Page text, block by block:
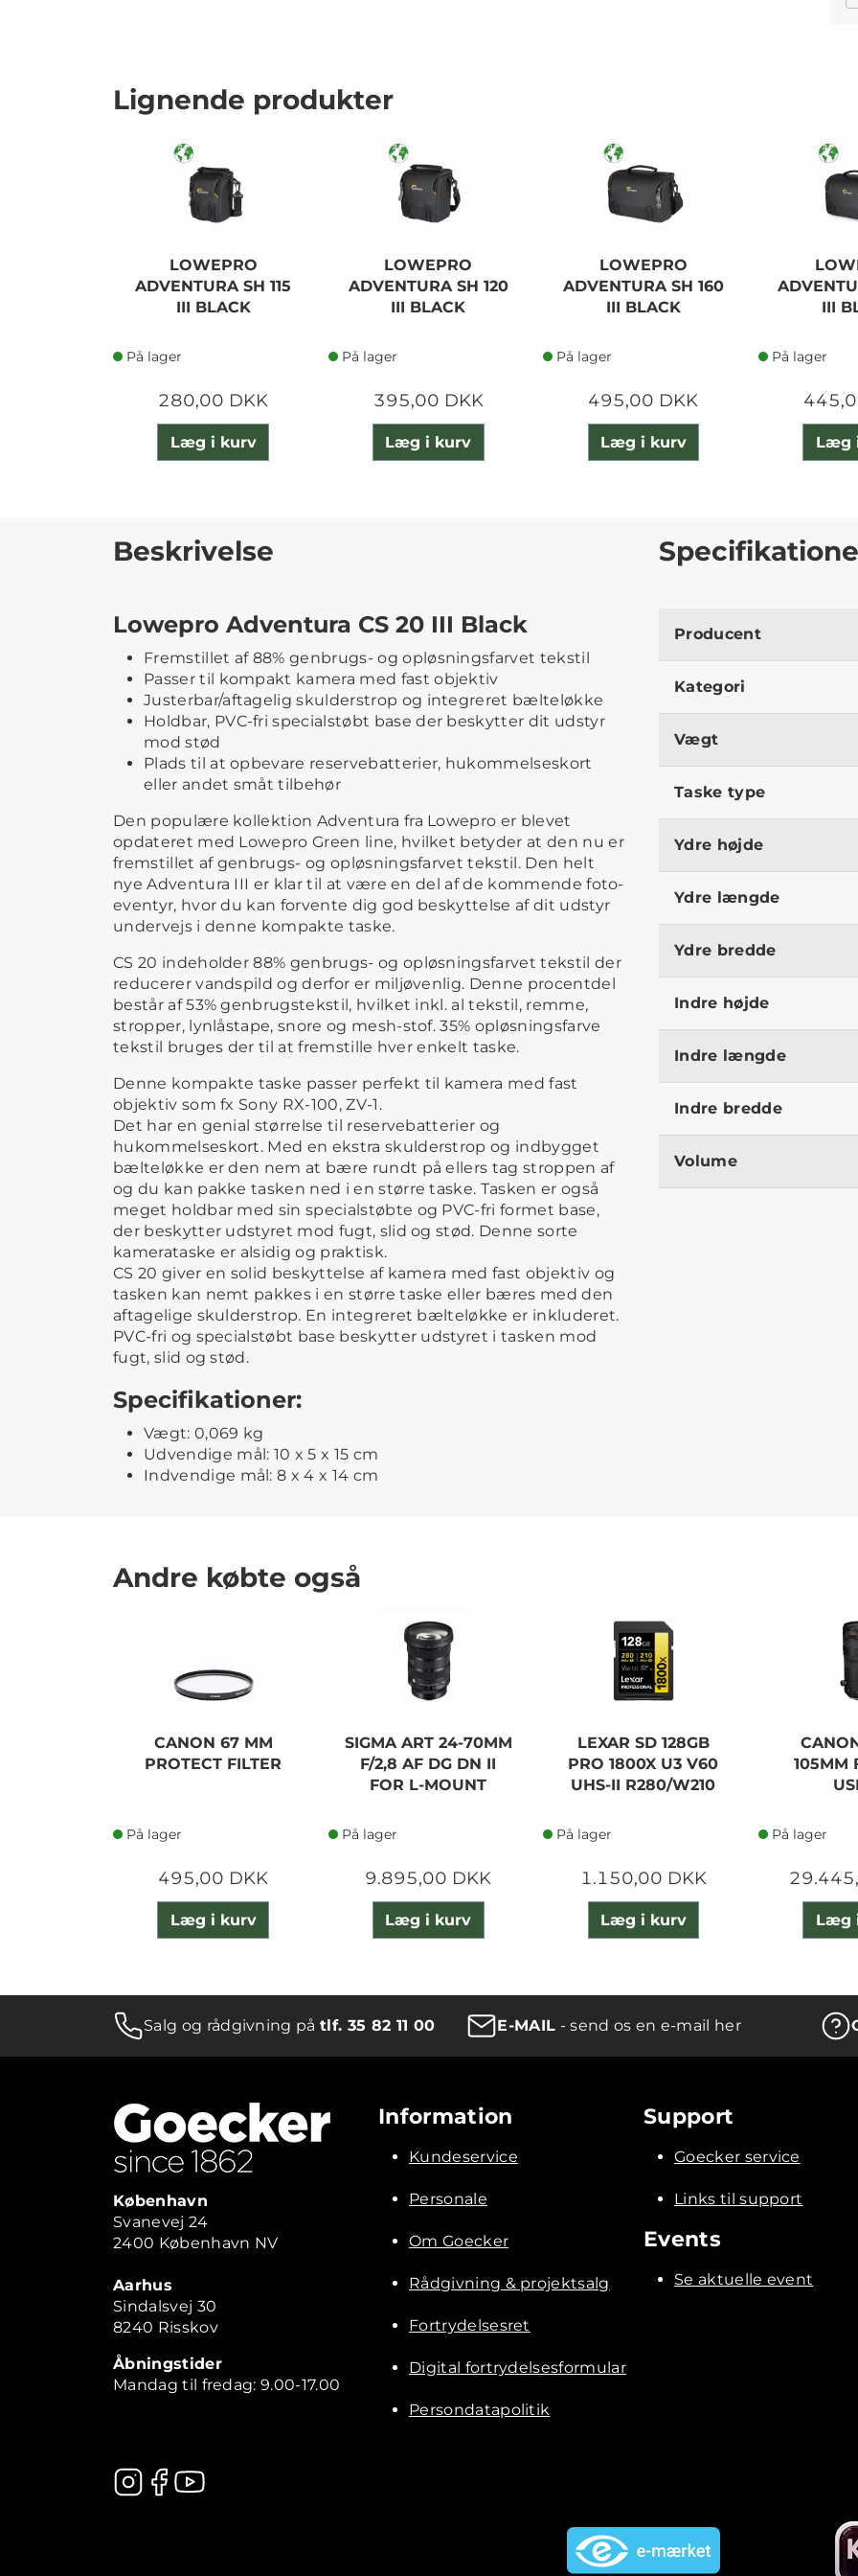
Lignende produkter
LOWEPRO
ADVENTURA SH 115
III BLACK
På lager
280,00 DKK
Læg i kurv
LOWEPRO
ADVENTURA SH 120
III BLACK
På lager
395,00 DKK
Læg i kurv
LOWEPRO
ADVENTURA SH 160
III BLACK
På lager
495,00 DKK
Læg i kurv
III
På lager
Læg
Beskrivelse
Lowepro Adventura CS 20 III Black
Fremstillet af 88% genbrugs- og opløsningsfarvet tekstil
Passer til kompakt kamera med fast objektiv
Justerbar/aftagelig skulderstrop og integreret bælteløkke
Holdbar, PVC-fri specialstøbt base der beskytter dit udstyr
mod stød
Plads til at opbevare reservebatterier, hukommelseskort
eller andet småt tilbehør
Den populære kollektion Adventura fra Lowepro er blevet
opdateret med Lowepro Green line, hvilket betyder at den nu er
fremstillet af genbrugs- og opløsningsfarvet tekstil. Den helt
nye Adventura III er klar til at være en del af de kommende foto-
eventyr, hvor du kan forvente dig god beskyttelse af dit udstyr
undervejs i denne kompakte taske.
CS 20 indeholder 88% genbrugs- og opløsningsfarvet tekstil der
reducerer vandspild og derfor er miljøvenlig. Denne procentdel
består af 53% genbrugstekstil, hvilket inkl. al tekstil, remme,
stropper, lynlåstape, snore og mesh-stof. 35% opløsningsfarve
tekstil bruges der til at fremstille hver enkelt taske.
Denne kompakte taske passer perfekt til kamera med fast
objektiv som fx Sony RX-100, ZV-1.
Det har en genial størrelse til reservebatterier og
hukommelseskort. Med en ekstra skulderstrop og indbygget
bælteløkke er den nem at bære rundt på ellers tag stroppen af
og du kan pakke tasken ned i en større taske. Tasken er også
meget holdbar med sin specialstøbte og PVC-fri formet base,
der beskytter udstyret mod fugt, slid og stød. Denne sorte
kamerataske er alsidig og praktisk.
CS 20 giver en solid beskyttelse af kamera med fast objektiv og
tasken kan nemt pakkes i en større taske eller bæres med den
aftagelige skulderstrop. En integreret bælteløkke er inkluderet.
PVC-fri og specialstøbt base beskytter udstyret i tasken mod
fugt, slid og stød.
Specifikationer:
Vægt: 0,069 kg
Udvendige mål: 10 x 5 x 15 cm
Indvendige mål: 8 x 4 x 14 cm
Producent
Kategori
Vægt
Taske type
Ydre højde
Ydre længde
Ydre bredde
Indre højde
Indre længde
Indre bredde
Volume
Andre købte også
CANON 67 MM
PROTECT FILTER
På lager
495,00 DKK
Læg i kurv
SIGMA ART 24-70MM
F/2,8 AF DG DN II
FOR L-MOUNT
På lager
9.895,00 DKK
Læg i kurv
LEXAR SD 128GB
PRO 1800X U3 V60
UHS-II R280/W210
På lager
1.150,00 DKK
Læg i kurv
105MM
På lager
Læg
Salg og rådgivning påtlf. 35 82 11 00 E-MAIL - send os en e-mail her
København
Svanevej 24
2400 København NV
Aarhus
Sindalsvej 30
8240 Risskov
Åbningstider
Mandag til fredag: 9.00-17.00
Information
Kundeservice
Personale
Om Goecker
Rådgivning & projektsalg
Fortrydelsesret
Digital fortrydelsesformular
Persondatapolitik
Support
Goecker service
Links til support
Events
Se aktuelle event